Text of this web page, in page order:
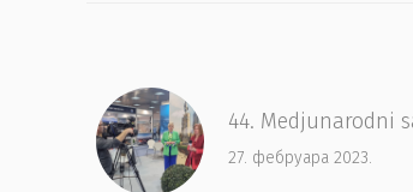
44. Medjunarodni
27. фебруара 2023.